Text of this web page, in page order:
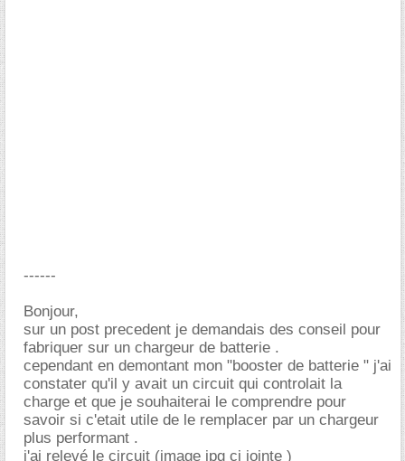
------
Bonjour,
sur un post precedent je demandais des conseil pour
fabriquer sur un chargeur de batterie .
cependant en demontant mon "booster de batterie " j'ai
constater qu'il y avait un circuit qui controlait la
charge et que je souhaiterai le comprendre pour
savoir si c'etait utile de le remplacer par un chargeur
plus performant .
j'ai relevé le circuit (image jpg ci jointe )